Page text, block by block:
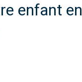
enfant en